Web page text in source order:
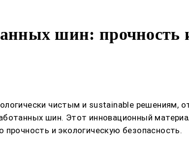
шин: прочность
чистым и sustainable решениям,
шин. Этот инновационный
и экологическую безопасность.